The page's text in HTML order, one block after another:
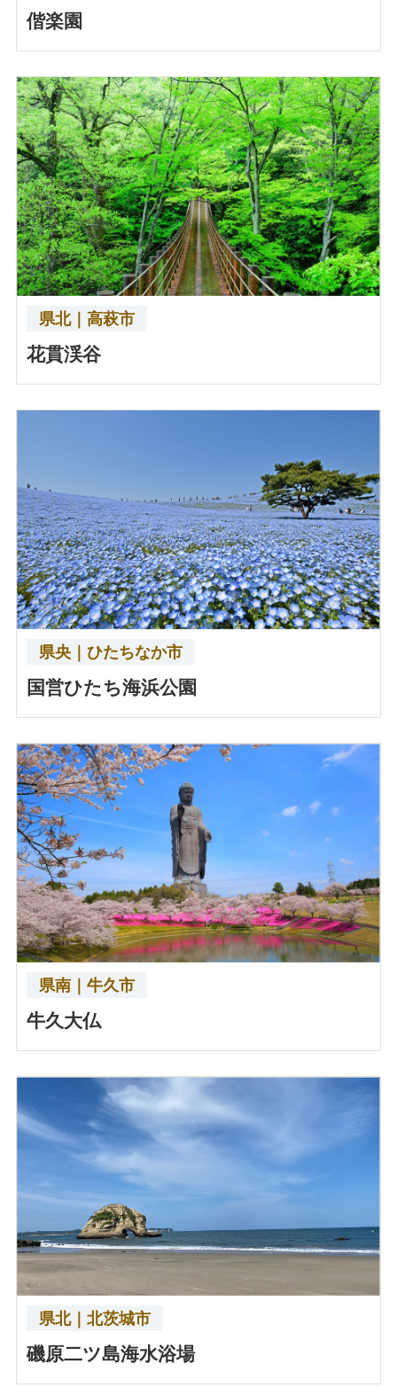
偕楽園
県北｜高萩市
花貫渓谷
県央｜ひたちなか市
国営ひたち海浜公園
県南｜牛久市
牛久大仏
県北｜北茨城市
磯原二ツ島海水浴場